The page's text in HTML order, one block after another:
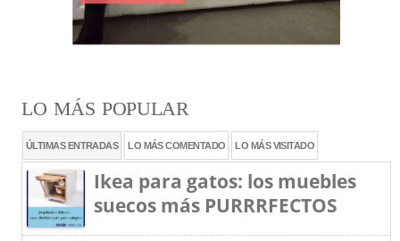
LO MÁS POPULAR
ÚLTIMAS ENTRADAS LO MÁS COMENTADO LO MÁS VISITADO
Ikea para gatos: los muebles
suecos más PURRRFECTOS